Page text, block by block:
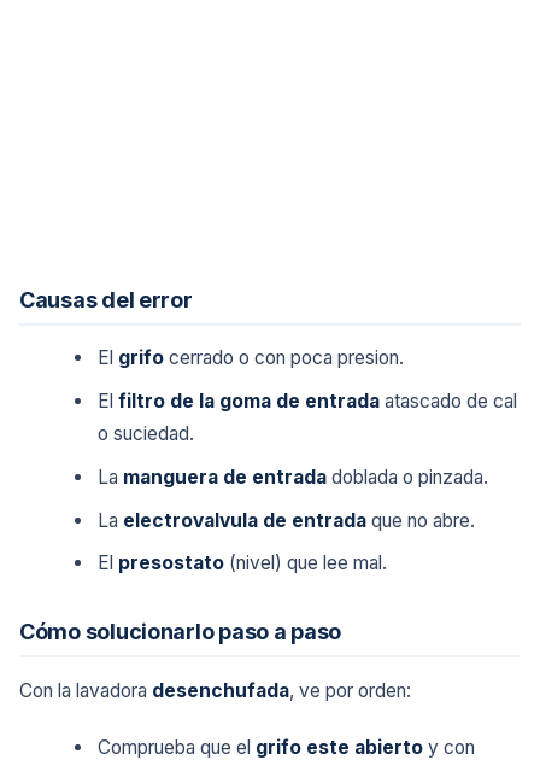
Causas del error
El grifo cerrado o con poca presion.
Elfiltro de la goma de entrada atascado de cal
o suciedad.
La manguera de entrada doblada o pinzada.
La electrovalvula de entrada que no abre.
El presostato (nivel) que lee mal.
Cómo solucionarlo paso a paso
Con la lavadora desenchufada, ve por orden:
Comprueba que el grifo este abierto y con